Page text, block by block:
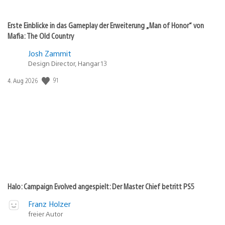
Erste Einblicke in das Gameplay der Erweiterung „Man of Honor“ von
Mafia: The Old Country
Josh Zammit
Design Director, Hangar 13
Veröffentlichungsdatum:
4. Aug 2026 91
Halo: Campaign Evolved angespielt: Der Master Chief betritt PS5
Franz Holzer
freier Autor